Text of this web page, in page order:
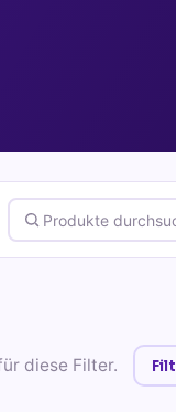
diese Filter.